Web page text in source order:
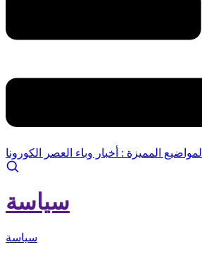
المواضيع المميزة : أخبار وباء العصر الكورونا
سياسة
سياسة